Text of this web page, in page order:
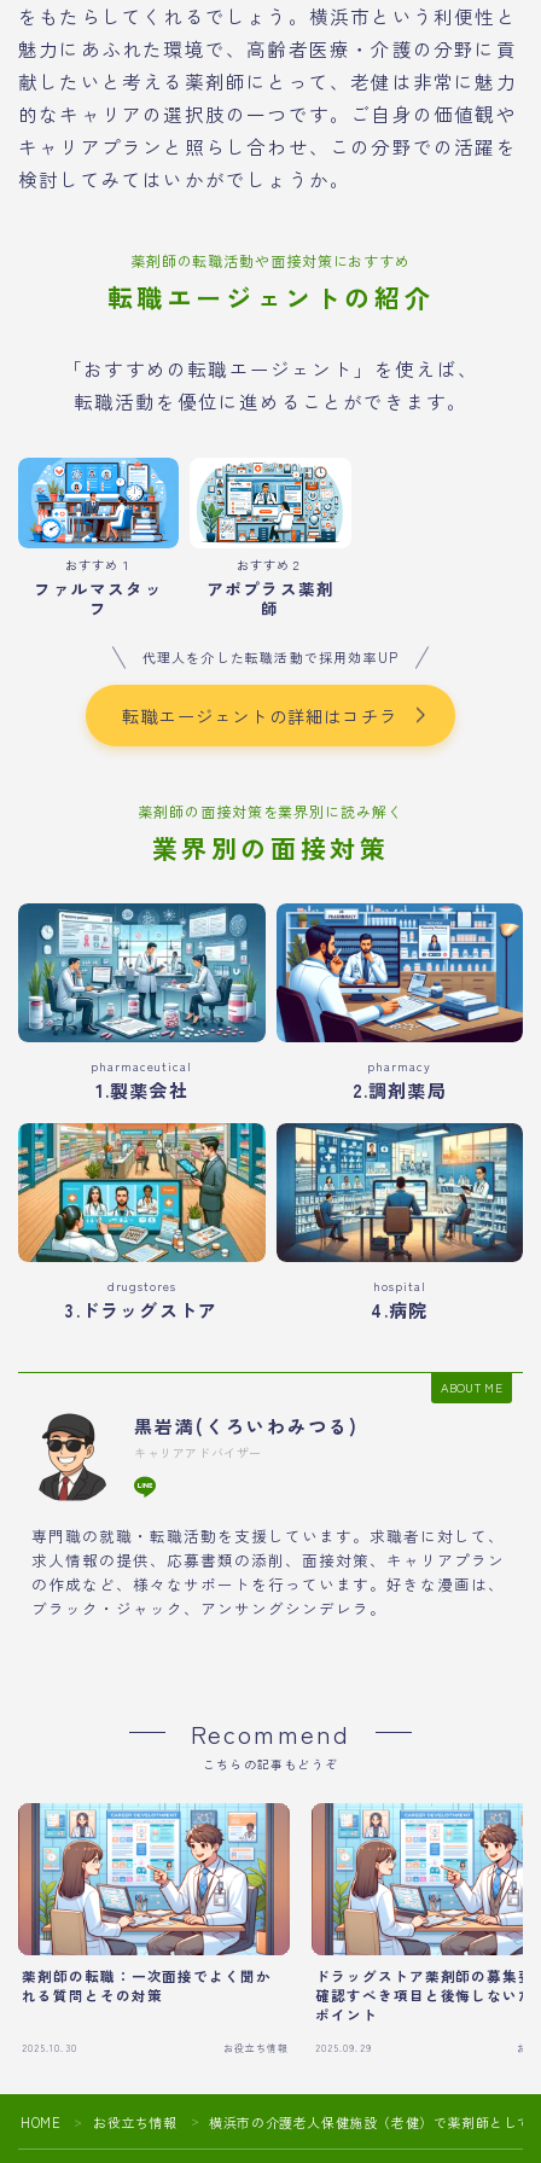
をもたらしてくれるでしょう。横浜市という利便性と
魅力にあふれた環境で、高齢者医療・介護の分野に貢
献したいと考える薬剤師にとって、老健は非常に魅力
的なキャリアの選択肢の一つです。ご自身の価値観や
キャリアプランと照らし合わせ、この分野での活躍を
検討してみてはいかがでしょうか。
薬剤師の転職活動や面接対策におすすめ
転職エージェントの紹介
「おすすめの転職エージェント」を使えば、
転職活動を優位に進めることができます。
おすすめ１
ファルマスタッ
フ
おすすめ２
アポプラス薬剤
師
代理人を介した転職活動で採用効率UP
転職エージェントの詳細はコチラ
薬剤師の面接対策を業界別に読み解く
業界別の面接対策
pharmaceutical
1.製薬会社
pharmacy
2.調剤薬局
drugstores
3.ドラッグストア
hospital
4.病院
ABOUT ME
黒岩満(くろいわみつる)
キャリアアドバイザー
専門職の就職・転職活動を支援しています。求職者に対して、
求人情報の提供、応募書類の添削、面接対策、キャリアプラン
の作成など、様々なサポートを行っています。好きな漫画は、
ブラック・ジャック、アンサングシンデレラ。
Recommend
こちらの記事もどうぞ
薬剤師の転職：一次面接でよく聞か
れる質問とその対策
2025.10.30 お役立ち情報
ドラッグストア薬剤師の募集要
確認すべき項目と後悔しないた
ポイント
2025.09.29 お
HOME ＞ お役立ち情報 ＞ 横浜市の介護老人保健施設（老健）で薬剤師として